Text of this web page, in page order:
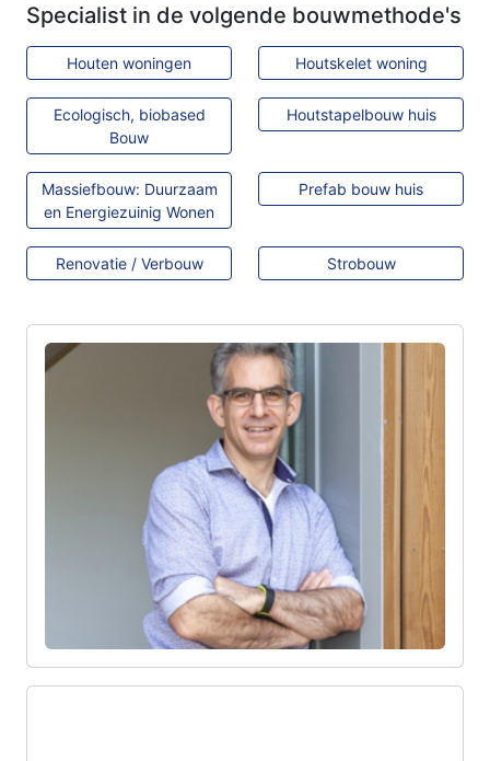
Specialist in de volgende bouwmethode's
Houten woningen Houtskelet woning
Ecologisch, biobased
Bouw
Houtstapelbouw huis
Massiefbouw: Duurzaam
en Energiezuinig Wonen
Prefab bouw huis
Renovatie / Verbouw Strobouw